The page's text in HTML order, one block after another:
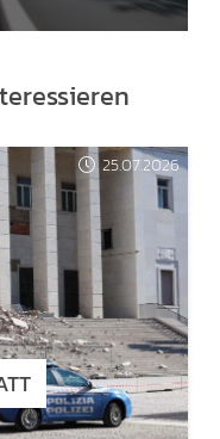
25.07.2026